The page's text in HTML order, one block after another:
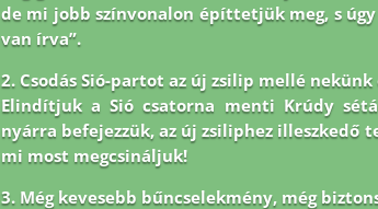
de mi jobbszínvonalon építtetjük meg, s
van írva”.
2. Csodás Sió-partot az új zsilip mellé
Elindítjuk a Sió csatorna menti Krúdy
nyárra befejezzük, az új zsiliphez illeszkedő
mi most megcsináljuk!
3. Még kevesebb bűncselekmény, még